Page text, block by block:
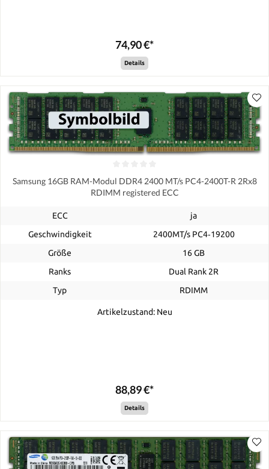
74,90 €*
Details
Samsung 16GB RAM-Modul DDR4 2400 MT/s PC4-2400T-R 2Rx8
RDIMM registered ECC
ECC
ja
Geschwindigkeit
2400MT/s PC4‑19200
Größe
16 GB
Ranks
Dual Rank 2R
Typ
RDIMM
Artikelzustand: Neu
88,89 €*
Details